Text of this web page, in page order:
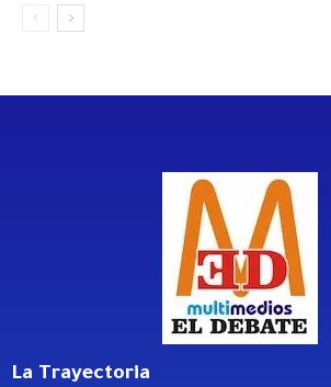
La Trayectoria